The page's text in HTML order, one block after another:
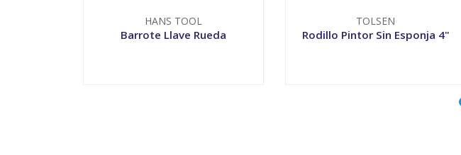
HANS TOOL
Barrote Llave Rueda
TOLSEN
Rodillo Pintor Sin Esponja 4"